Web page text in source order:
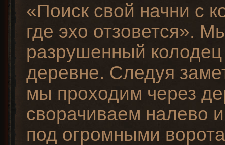
«Поиск свой начни с
где эхо отзовется».
разрушенный
деревне. Следуя
мы проходим через
сворачиваем налево
под огромными